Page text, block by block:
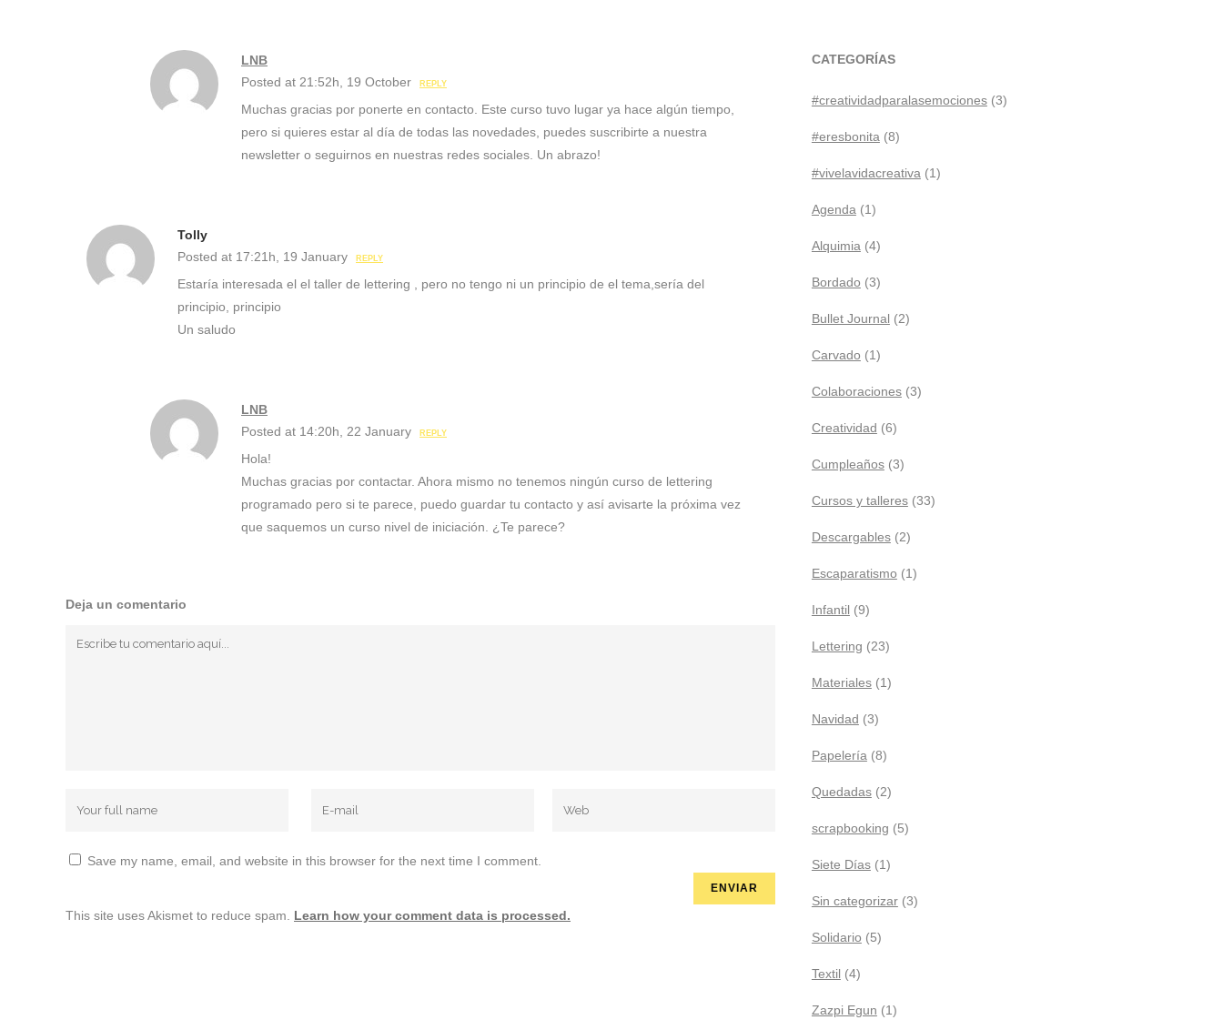
LNB
Posted at 21:52h, 19 October
REPLY
Muchas gracias por ponerte en contacto. Este curso tuvo lugar ya hace algún tiempo,
pero si quieres estar al día de todas las novedades, puedes suscribirte a nuestra
newsletter o seguirnos en nuestras redes sociales. Un abrazo!
Tolly
Posted at 17:21h, 19 January
REPLY
Estaría interesada el el taller de lettering , pero no tengo ni un principio de el tema,sería del
principio, principio
Un saludo
LNB
Posted at 14:20h, 22 January
REPLY
Hola!
Muchas gracias por contactar. Ahora mismo no tenemos ningún curso de lettering
programado pero si te parece, puedo guardar tu contacto y así avisarte la próxima vez
que saquemos un curso nivel de iniciación. ¿Te parece?
Deja un comentario
Save my name, email, and website in this browser for the next time I comment.
This site uses Akismet to reduce spam. Learn how your comment data is processed.
CATEGORÍAS
#creatividadparalasemociones(3)
#eresbonita (8)
#vivelavidacreativa (1)
Agenda (1)
Alquimia (4)
Bordado (3)
Bullet Journal (2)
Carvado (1)
Colaboraciones(3)
Creatividad (6)
Cumpleaños(3)
Cursos y talleres(33)
Descargables(2)
Escaparatismo (1)
Infantil (9)
Lettering (23)
Materiales(1)
Navidad (3)
Papelería (8)
Quedadas(2)
scrapbooking (5)
Siete Días(1)
Sin categorizar(3)
Solidario (5)
Textil (4)
Zazpi Egun (1)